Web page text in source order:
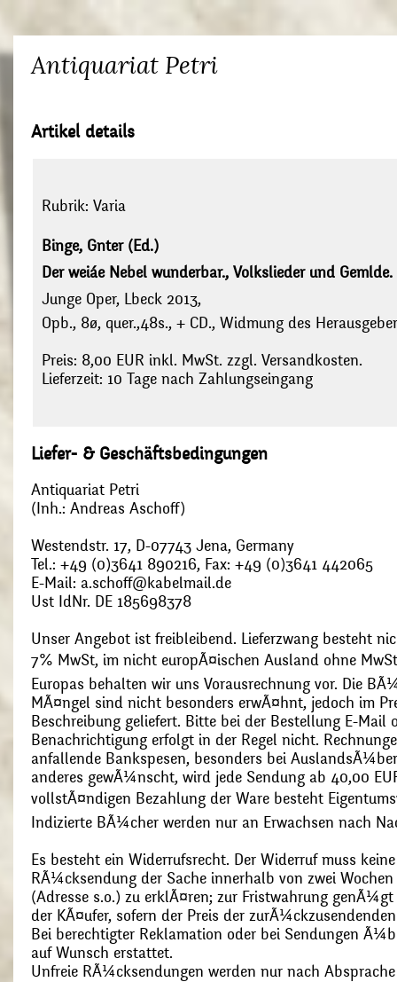
Antiquariat Petri
Artikel details
Rubrik: Varia
Binge, Gnter (Ed.)
Der weiáe Nebel wunderbar., Volkslieder und Gemlde.
Junge Oper, Lbeck 2013,
Opb., 8ø, quer.,48s., + CD., Widmung des
Preis: 8,00 EUR inkl. MwSt. zzgl. Versandkosten.
Lieferzeit: 10 Tage nach Zahlungseingang
Liefer- & Geschäftsbedingungen
Antiquariat Petri
(Inh.: Andreas Aschoff)
Westendstr. 17, D-07743 Jena, Germany
Tel.: +49 (0)3641 890216, Fax: +49 (0)3641 442065
E-Mail: a.schoff@kabelmail.de
Ust IdNr. DE 185698378
Unser Angebot ist freibleibend. Lieferzwang besteht
7% MwSt, im nicht europÃ¤ischen Ausland ohne
Europas behalten wir uns Vorausrechnung vor. Die
MÃ¤ngel sind nicht besonders erwÃ¤hnt, jedoch im
Beschreibung geliefert. Bitte bei der Bestellung E-Mail
Benachrichtigung erfolgt in der Regel nicht.
anfallende Bankspesen, besonders bei
anderes gewÃ¼nscht, wird jede Sendung ab 40,00
vollstÃ¤ndigen Bezahlung der Ware besteht
Indizierte BÃ¼cher werden nur an Erwachsen nach
Es besteht ein Widerrufsrecht. Der Widerruf muss
RÃ¼cksendung der Sache innerhalb von zwei
(Adresse s.o.) zu erklÃ¤ren; zur Fristwahrung
der KÃ¤ufer, sofern der Preis der
Bei berechtigter Reklamation oder bei Sendungen
auf Wunsch erstattet.
Unfreie RÃ¼cksendungen werden nur nach